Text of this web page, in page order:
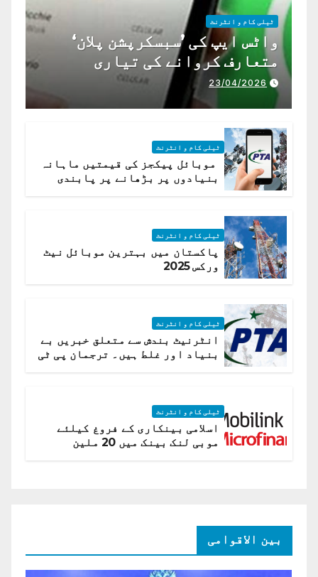
ٹیلی کام و انٹرنٹ
واٹس ایپ کی ’سبسکرپشن پلان‘
متعارف کروانے کی تیاری
23/04/2026
ٹیلی کام و انٹرنٹ
موبائل پیکجز کی قیمتیں ماہانہ
بنیادوں پر بڑھانے پر پابندی
ٹیلی کام و انٹرنٹ
پاکستان میں بہترین موبائل نیٹ
ورکس 2025
ٹیلی کام و انٹرنٹ
انٹرنیٹ بندش سے متعلق خبریں بے
بنیاد اور غلط ہیں۔ ترجمان پی ٹی
ٹیلی کام و انٹرنٹ
اسلامی بینکاری کے فروغ کیلئے
موبی لنک بینک میں 20 ملین
بین الاقوامی